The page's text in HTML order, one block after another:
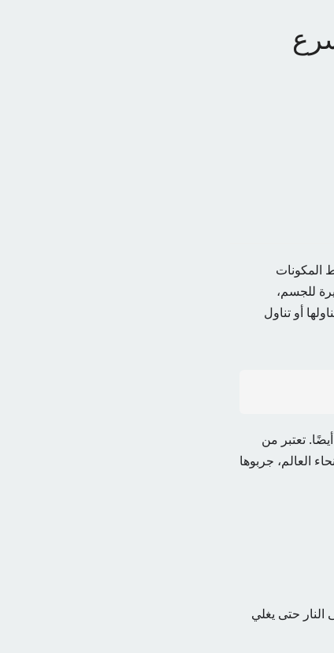
المكونات
للجسم،
أو تناول
تعتبر من
العالم، جربوها
حتى يغلي